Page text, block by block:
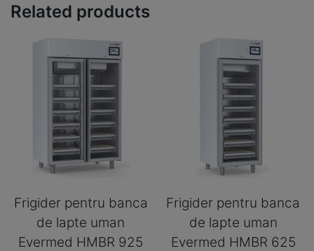
Related products
Frigider pentru banca
de lapte uman
Evermed HMBR 925
Frigider pentru banca
de lapte uman
Evermed HMBR 625